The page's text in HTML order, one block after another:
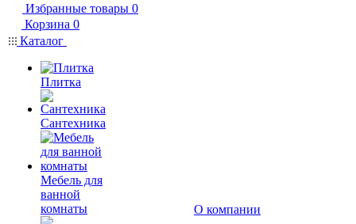
Избранные товары 0
Корзина 0
Каталог
Плитка
Сантехника
Мебель для
ванной
комнаты
О компании